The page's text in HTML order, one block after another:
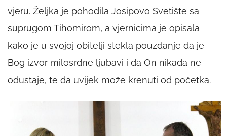
vjeru. Željka je pohodila Josipovo Svetište sa
suprugom Tihomirom, a vjernicima je opisala
kako je u svojoj obitelji stekla pouzdanje da je
Bog izvor milosrdne ljubavi i da On nikada ne
odustaje, te da uvijek može krenuti od početka.